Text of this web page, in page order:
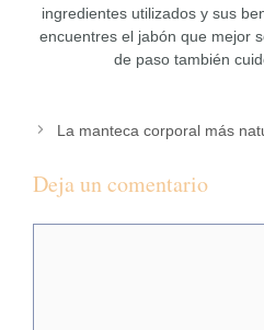
ingredientes utilizados y sus
encuentres el jabón que mejor
de paso también
La manteca corporal más
Deja un comentario